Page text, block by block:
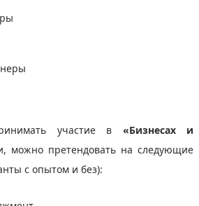
участие в «Бизнесах и
можно претендовать на следующие
с опытом и без):